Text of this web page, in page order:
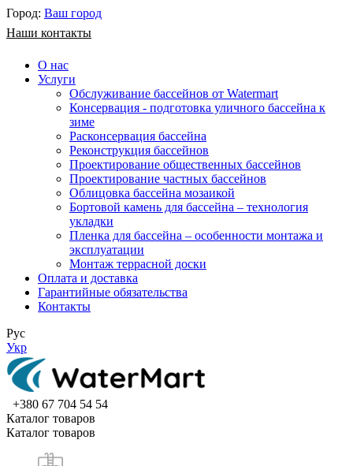
Город: Ваш город
Наши контакты
О нас
Услуги
Обслуживание бассейнов от Watermart
Консервация - подготовка уличного бассейна к
зиме
Расконсервация бассейна
Реконструкция бассейнов
Проектирование общественных бассейнов
Проектирование частных бассейнов
​Облицовка бассейна мозаикой
Бортовой камень для бассейна – технология
укладки
Пленка для бассейна – особенности монтажа и
эксплуатации
Монтаж террасной доски
Оплата и доставка
Гарантийные обязательства
Контакты
Рус
Укр
+380 67 704 54 54
Каталог товаров
Каталог товаров